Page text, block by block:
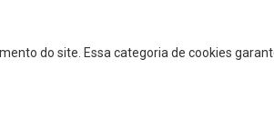
do site. Essa categoria de cookies